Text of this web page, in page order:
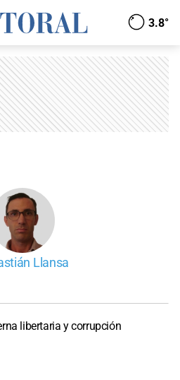
3.8°
Llansa
libertaria y corrupción